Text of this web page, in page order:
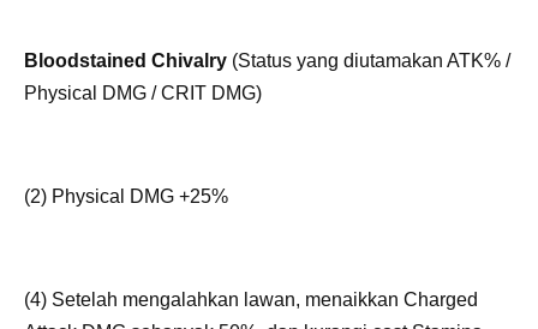
Bloodstained Chivalry (Status yang diutamakan ATK% /
Physical DMG / CRIT DMG)
(2) Physical DMG +25%
(4) Setelah mengalahkan lawan, menaikkan Charged